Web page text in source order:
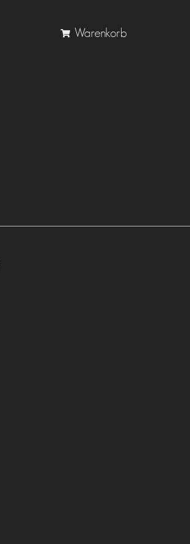
Warenkorb